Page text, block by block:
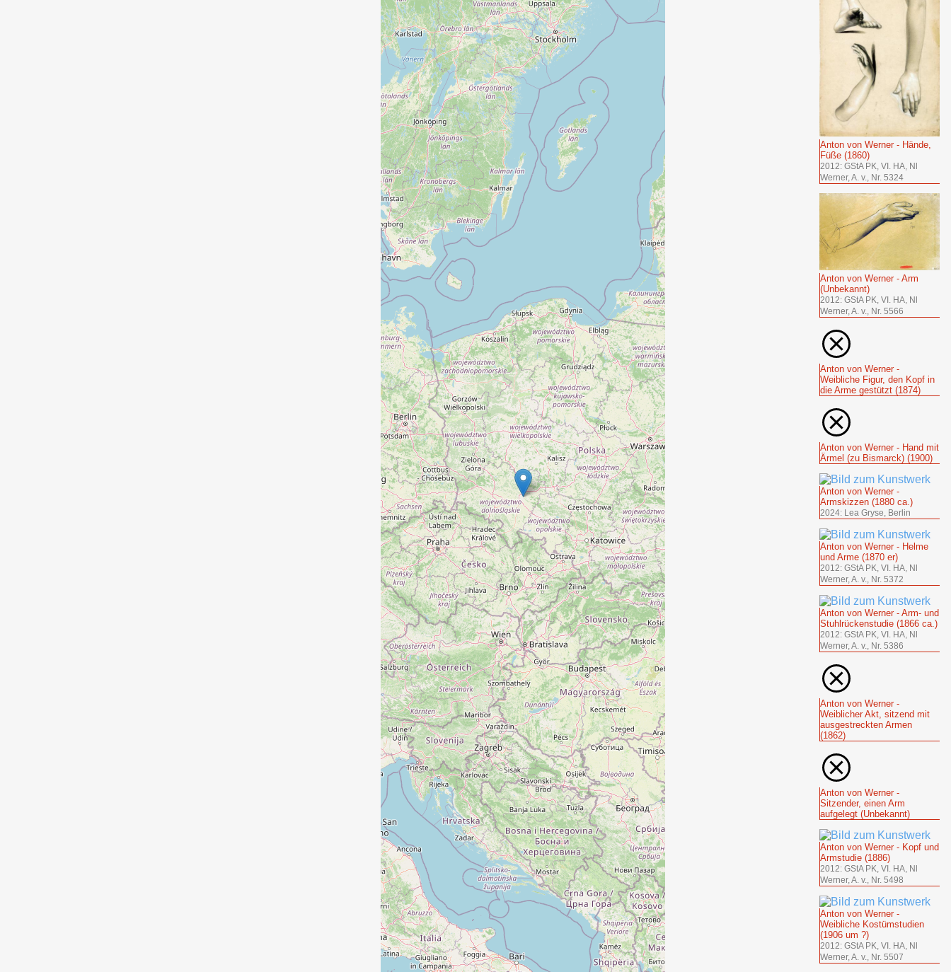
Anton von Werner - Hände,
Füße (1860)
2012: GStA PK, VI. HA, Nl
Werner, A. v., Nr. 5324
Anton von Werner - Arm
(Unbekannt)
2012: GStA PK, VI. HA, Nl
Werner, A. v., Nr. 5566
Anton von Werner -
Weibliche Figur, den Kopf in
die Arme gestützt (1874)
Anton von Werner - Hand mit
Ärmel (zu Bismarck) (1900)
Anton von Werner -
Armskizzen (1880 ca.)
2024: Lea Gryse, Berlin
Anton von Werner - Helme
und Arme (1870 er)
2012: GStA PK, VI. HA, Nl
Werner, A. v., Nr. 5372
Anton von Werner - Arm- und
Stuhlrückenstudie (1866 ca.)
2012: GStA PK, VI. HA, Nl
Werner, A. v., Nr. 5386
Anton von Werner -
Weiblicher Akt, sitzend mit
ausgestreckten Armen
(1862)
Anton von Werner -
Sitzender, einen Arm
aufgelegt (Unbekannt)
Anton von Werner - Kopf und
Armstudie (1886)
2012: GStA PK, VI. HA, Nl
Werner, A. v., Nr. 5498
Anton von Werner -
Weibliche Kostümstudien
(1906 um ?)
2012: GStA PK, VI. HA, Nl
Werner, A. v., Nr. 5507